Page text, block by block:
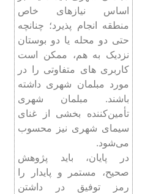
اساس نيازهای خاص
منطقه انجام پذیرد؛ چنانچه
حتی دو محله يا دو بوستان
نزديک به هم، ممکن است
کاربری های متفاوتی را در
مورد مبلمان شهری داشته
باشند. مبلمان شهری
تأمين‌کننده بخشی از غنای
سیمای شهری نیز محسوب
می‌شود.
در پایان، باید پژوهش
صحيح، مستمر و پايدار را
رمز توفيق در داشتن